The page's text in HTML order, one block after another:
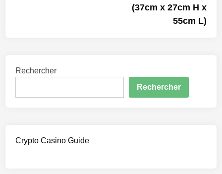
(37cm x 27cm H x
55cm L)
Rechercher
Rechercher
Crypto Casino Guide